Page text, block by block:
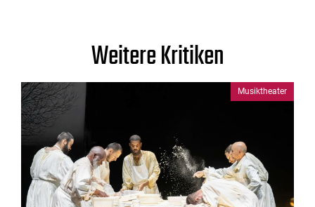
Weitere Kritiken
Musiktheater